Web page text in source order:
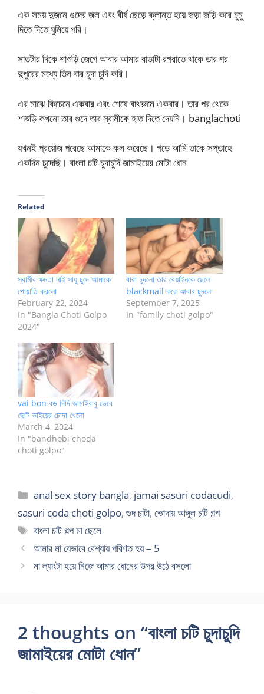
এক সময় দুজনে গুদের জল এবং বীর্য ছেড়ে ক্লান্ত হয়ে জড়া জড়ি করে চুমু
দিতে দিতে ঘুমিয়ে পরি।
সাতটার দিকে শাশুড়ি জেগে আবার আমার বাড়াটা রগরাতে থাকে তার পর
দুপুরের মধ্যে তিন বার চুদা চুদি করি।
এর মাঝে কিচেনে একবার এবং শেষে বাথরুমে একবার। তার পর থেকে
শাশুড়ি কখনো তার গুদে তার স্বামীকে হাত দিতে দেয়নি। banglachoti
যখনই প্রয়োজ পরেছে আমাকে কল করেছে। গড়ে আমি তাকে সপ্তাহে
একদিন চুদেছি। বাংলা চটি চুদাচুদি জামাইয়ের মোটা ধোন
Related
স্বামীর ক্ষমতা নাই সাধু চুদে আমাকে
পোয়াতি করলো
February 22, 2024
In "Bangla Choti Golpo
2024"
বাবা চুদলো তার বেয়াইনকে ছেলে
blackmail করে আবার চুদলো
September 7, 2025
In "family choti golpo"
vai bon বড় দিদি জামাইবাবু ভেবে
ছোট ভাইয়ের চোদা খেলো
March 4, 2024
In "bandhobi choda
choti golpo"
Categories
anal sex story bangla, jamai sasuri codacudi,
sasuri coda choti golpo, গুদ চাটা, ভোদায় আঙ্গুল চটি গল্প
Tags
বাংলা চটি গল্প মা ছেলে
আমার মা যেভাবে বেশ্যায় পরিণত হয় – 5
মা ল্যাংটা হয়ে নিজে আমার ধোনের উপর উঠে বসলো
2 thoughts on “বাংলা চটি চুদাচুদি
জামাইয়ের মোটা ধোন”